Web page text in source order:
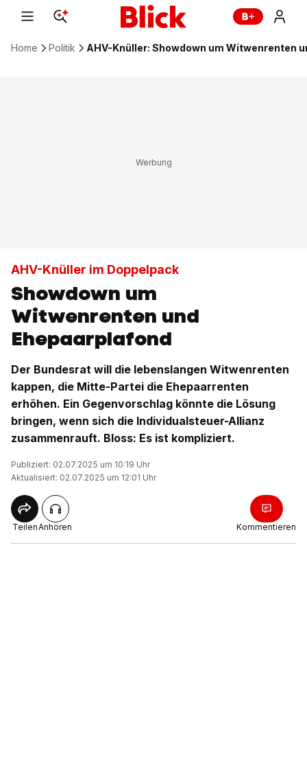
Home Politik AHV-Knüller: Showdown um Witwenrenten
AHV-Knüller im Doppelpack
Showdown um
Witwenrenten und
Ehepaarplafond
Der Bundesrat will die lebenslangen Witwenrenten
kappen, die Mitte-Partei die Ehepaarrenten
erhöhen. Ein Gegenvorschlag könnte die Lösung
bringen, wenn sich die Individualsteuer-Allianz
zusammenrauft. Bloss: Es ist kompliziert.
Publiziert: 02.07.2025 um 10:19 Uhr
Aktualisiert: 02.07.2025 um 12:01 Uhr
TeilenAnhören Kommentieren